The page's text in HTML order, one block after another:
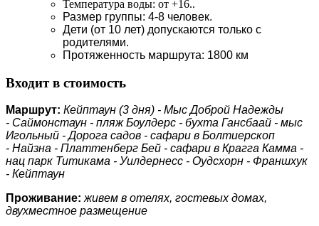
Температура воды: от +16..
Размер группы: 4-8 человек.
Дети (от 10 лет) допускаются только с
родителями.
Протяженность маршрута: 1800 км
Входит в стоимость
Маршрут: Кейптаун (3 дня) - Мыс Доброй Надежды
- Саймонстаун - пляж Боулдерс - бухта Гансбаай - мыс
Игольный - Дорога садов - сафари в Болтиерскоп
- Найзна - Платтенберг Бей - сафари в Крагга Камма -
нац парк Титикама - Уилдернесс - Оудсхорн - Франшхук
- Кейптаун
Проживание: живем в отелях, гостевых домах,
двухместное размещение